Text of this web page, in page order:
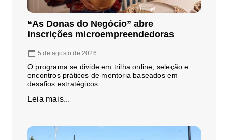
“As Donas do Negócio” abre
inscrições microempreendedoras
5 de agosto de 2026
O programa se divide em trilha online, seleção e
encontros práticos de mentoria baseados em
desafios estratégicos
Leia mais...